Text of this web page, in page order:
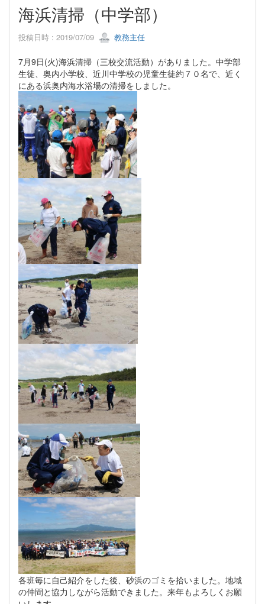
海浜清掃（中学部）
投稿日時 : 2019/07/09 教務主任
7月9日(火)海浜清掃（三校交流活動）がありました。中学部
生徒、奥内小学校、近川中学校の児童生徒約７０名で、近く
にある浜奥内海水浴場の清掃をしました。
各班毎に自己紹介をした後、砂浜のゴミを拾いました。地域
の仲間と協力しながら活動できました。来年もよろしくお願